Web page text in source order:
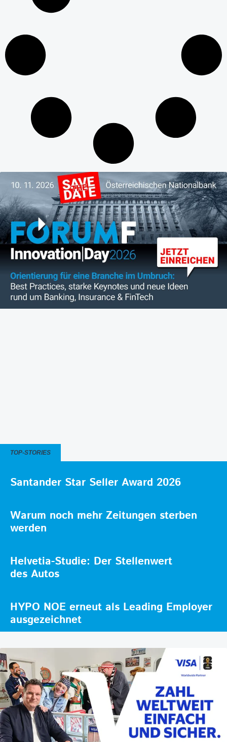
TOP-STORIES
Santander Star Seller Award 2026
Warum noch mehr Zeitungen sterben
werden
Helvetia-Studie: Der Stellenwert
des Autos
HYPO NOE erneut als Leading Employer
ausgezeichnet